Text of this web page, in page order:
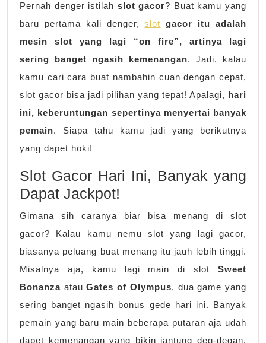
Pernah denger istilah slot gacor? Buat kamu yang
baru pertama kali denger,slot gacor itu adalah
mesin slot yang lagi “on fire”, artinya lagi
sering banget ngasih kemenangan. Jadi, kalau
kamu cari cara buat nambahin cuan dengan cepat,
slot gacor bisa jadi pilihan yang tepat! Apalagi, hari
ini, keberuntungan sepertinya menyertai banyak
pemain. Siapa tahu kamu jadi yang berikutnya
yang dapet hoki!
Slot Gacor Hari Ini, Banyak yang
Dapat Jackpot!
Gimana sih caranya biar bisa menang di slot
gacor? Kalau kamu nemu slot yang lagi gacor,
biasanya peluang buat menang itu jauh lebih tinggi.
Misalnya aja, kamu lagi main di slot Sweet
Bonanza atauGates of Olympus, dua game yang
sering banget ngasih bonus gede hari ini. Banyak
pemain yang baru main beberapa putaran aja udah
dapet kemenangan yang bikin jantung deg-degan.